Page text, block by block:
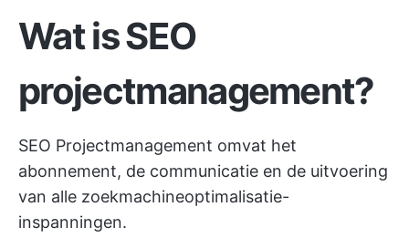
Wat is SEO
projectmanagement?
SEO Projectmanagement omvat het
abonnement, de communicatie en de uitvoering
van alle zoekmachineoptimalisatie-
inspanningen.